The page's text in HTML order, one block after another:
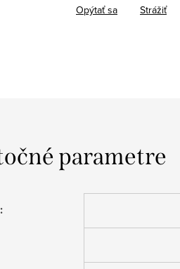
Opýtať sa Strážiť
parametre
: